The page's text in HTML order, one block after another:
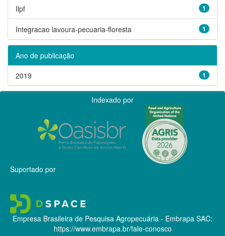
1
Ilpf
1
Integracao lavoura-pecuaria-floresta
Ano de publicação
1
2019
Indexado por
Suportado por
Empresa Brasileira de Pesquisa Agropecuária - Embrapa SAC:
https://www.embrapa.br/fale-conosco